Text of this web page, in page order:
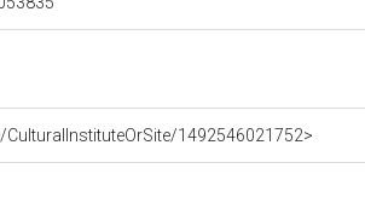
1492546021752>